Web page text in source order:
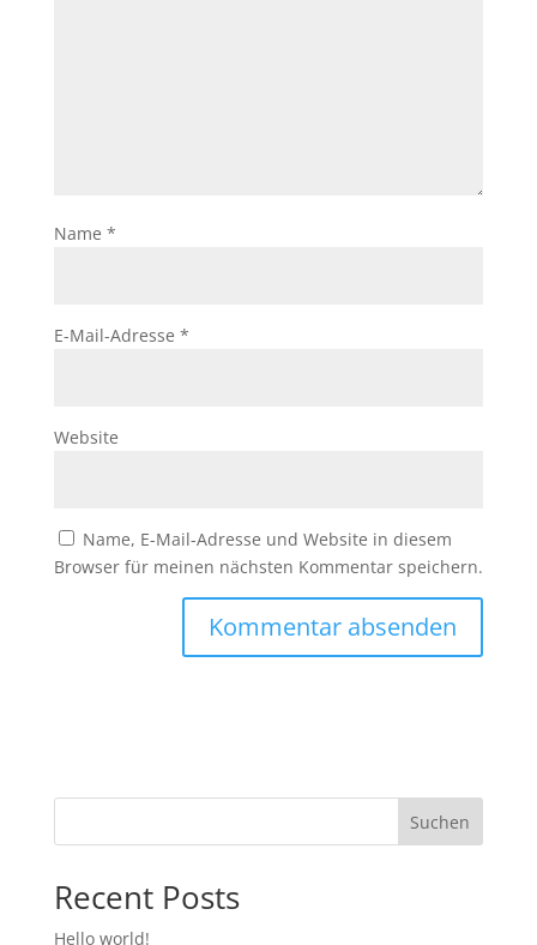
Name *
E-Mail-Adresse *
Website
Name, E-Mail-Adresse und Website in diesem
Browser für meinen nächsten Kommentar speichern.
Suchen
Recent Posts
Hello world!